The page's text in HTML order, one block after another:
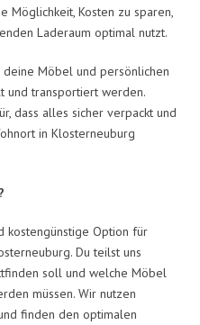
Möglichkeit, Kosten zu sparen,
Laderaum optimal nutzt.
deine Möbel und persönlichen
und transportiert werden.
dass alles sicher verpackt und
in Klosterneuburg
kostengünstige Option für
Du teilst uns
soll und welche Möbel
müssen. Wir nutzen
finden den optimalen